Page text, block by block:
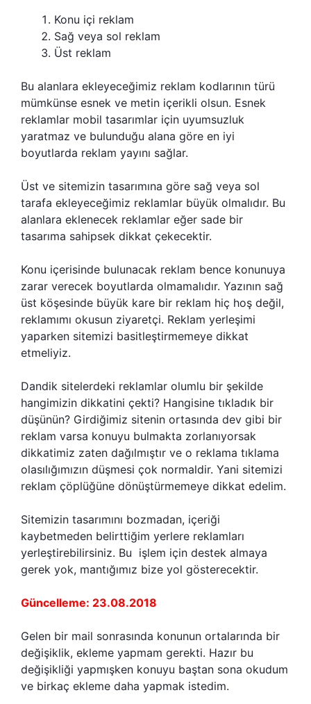
Konu içi reklam
Sağ veya sol reklam
Üst reklam
Bu alanlara ekleyeceğimiz reklam kodlarının türü
mümkünse esnek ve metin içerikli olsun. Esnek
reklamlar mobil tasarımlar için uyumsuzluk
yaratmaz ve bulunduğu alana göre en iyi
boyutlarda reklam yayını sağlar.
Üst ve sitemizin tasarımına göre sağ veya sol
tarafa ekleyeceğimiz reklamlar büyük olmalıdır. Bu
alanlara eklenecek reklamlar eğer sade bir
tasarıma sahipsek dikkat çekecektir.
Konu içerisinde bulunacak reklam bence konunuya
zarar verecek boyutlarda olmamalıdır. Yazının sağ
üst köşesinde büyük kare bir reklam hiç hoş değil,
reklamımı okusun ziyaretçi. Reklam yerleşimi
yaparken sitemizi basitleştirmemeye dikkat
etmeliyiz.
Dandik sitelerdeki reklamlar olumlu bir şekilde
hangimizin dikkatini çekti? Hangisine tıkladık bir
düşünün? Girdiğimiz sitenin ortasında dev gibi bir
reklam varsa konuyu bulmakta zorlanıyorsak
dikkatimiz zaten dağılmıştır ve o reklama tıklama
olasılığımızın düşmesi çok normaldir. Yani sitemizi
reklam çöplüğüne dönüştürmemeye dikkat edelim.
Sitemizin tasarımını bozmadan, içeriği
kaybetmeden belirttiğim yerlere reklamları
yerleştirebilirsiniz. Bu işlem için destek almaya
gerek yok, mantığımız bize yol gösterecektir.
Güncelleme: 23.08.2018
Gelen bir mail sonrasında konunun ortalarında bir
değişiklik, ekleme yapmam gerekti. Hazır bu
değişikliği yapmışken konuyu baştan sona okudum
ve birkaç ekleme daha yapmak istedim.